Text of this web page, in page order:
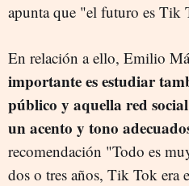
apunta que "el futuro es Tik
En relación a ello, Emilio
importante es estudiar
público y aquella red
un acento y tono
recomendación "Todo es
dos o tres años, Tik Tok era